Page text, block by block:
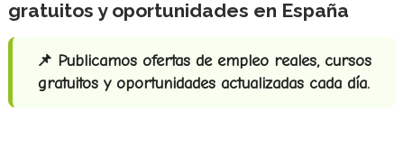
gratuitos y oportunidades en España
📌 Publicamos ofertas de empleo reales, cursos
gratuitos y oportunidades actualizadas cada día.